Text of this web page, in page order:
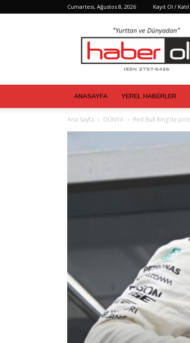
Cumartesi, Ağustos 8, 2026 Kayıt Ol / Katıl
ANASAYFA YEREL HABERLER
Ana Sayfa DÜNYA Red Bull Ring’de